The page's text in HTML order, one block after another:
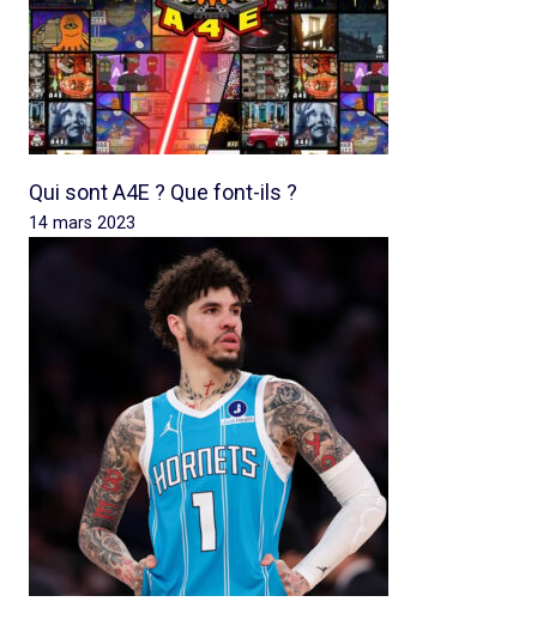
Qui sont A4E ? Que font-ils ?
14 mars 2023